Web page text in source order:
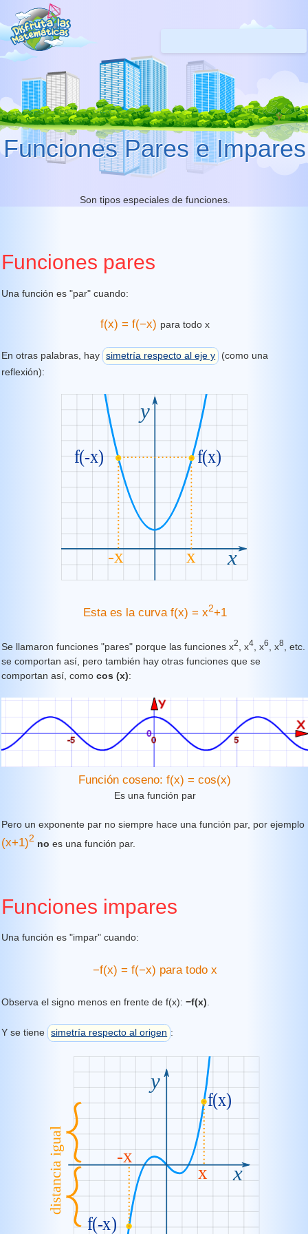
Funciones Pares e Impares
Son tipos especiales de funciones.
Funciones pares
Una función es "par" cuando:
f(x) = f(−x) para todo x
En otras palabras, hay simetría respecto al eje y
(como una
reflexión):
Esta es la curva f(x) = x2+1
Se llamaron funciones "pares" porque las funciones x2 , x4 , x6 , x8
, etc.
se comportan así, pero también hay otras funciones que se
comportan así, como cos (x):
Función coseno: f(x) = cos(x)
Es una función par
Pero un exponente par no siempre hace una función par, por ejemplo
(x+1)2 no es una función par.
Funciones impares
Una función es "impar" cuando:
−f(x) = f(−x) para todo x
Observa el signo menos en frente de f(x): −f(x)
Y se tiene simetría respecto al origen :